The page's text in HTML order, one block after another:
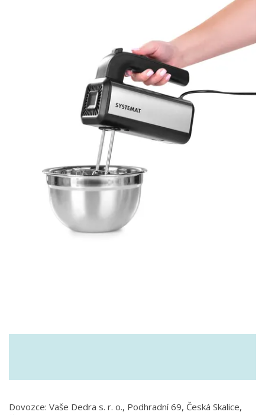
Dovozce: Vaše Dedra s. r. o., Podhradní 69, Česká Skalice,